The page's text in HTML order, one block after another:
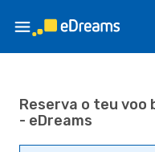
Reserva o teu voo
- eDreams